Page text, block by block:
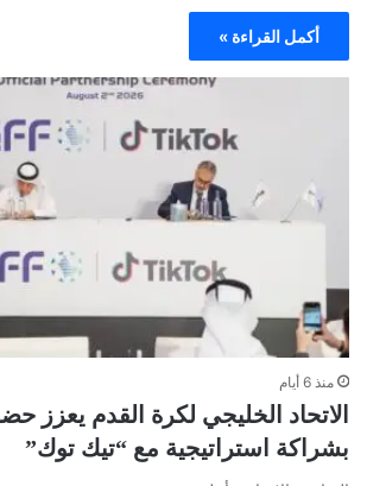
أكمل القراءة »
منذ 6 أيام
الاتحاد الخليجي لكرة القدم يعزز
بشراكة استراتيجية مع “تيك توك”